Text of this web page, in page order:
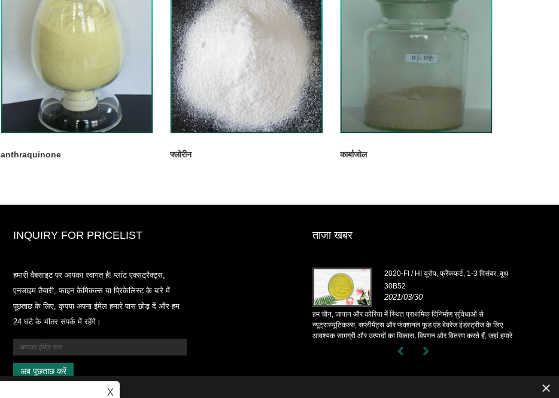
anthraquinone फ्लोरीन कार्बाजोल
INQUIRY FOR PRICELIST
हमारी वैबसाइट पर आपका स्वागत है! प्लांट एक्सट्रैक्ट्स,
एनजाइम तैयारी, फाइन केमिकल्स या प्रिकेलिस्ट के बारे में
पूछताछ के लिए, कृपया अपना ईमेल हमारे पास छोड़ दें और हम
24 घंटे के भीतर संपर्क में रहेंगे।
ताजा खबर
हमारी विशेषज्ञता और प्रतिष्ठा दुनिया भर में हमारे भागीदारों को लाभान्वित करती है।
2020-FI / HI यूरोप, फ्रैंकफर्ट, 1-3 दिसंबर, बूथ
30B52
2021/03/30
हम चीन, जापान और कोरिया में स्थित प्राथमिक विनिर्माण सुविधाओं से
न्यूट्रास्यूटिकल्स, सप्लीमेंट्स और फंक्शनल फूड एंड बेवरेज इंडस्ट्रीज के लिए
आवश्यक सामग्री और उत्पादों का विकास, विपणन और वितरण करते हैं, जहां हमारे
पास कई वर्षों का अनुभव है और हम बहुत अच्छी तरह से स्थापित हैं। सोर्सिंग में
हमारी विशेषज्ञता और प्रतिष्ठा दुनिया भर में हमारे भागीदारों को लाभान्वित करती है।
X ×